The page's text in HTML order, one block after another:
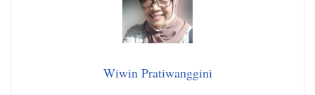
Wiwin Pratiwanggini